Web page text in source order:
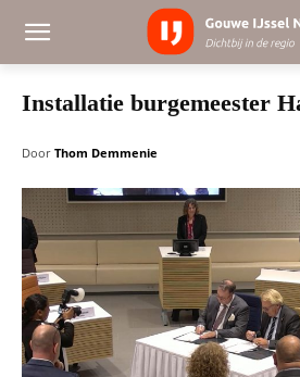
Installatie burgemeester
Door Thom Demmenie